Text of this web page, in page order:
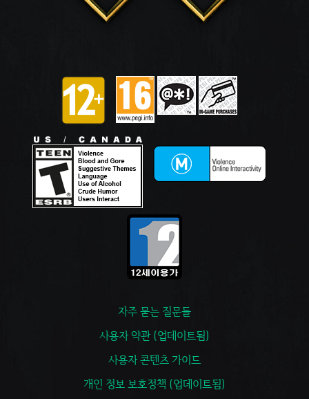
자주 묻는 질문들
사용자 약관 (업데이트됨)
사용자 콘텐츠 가이드
개인 정보 보호정책 (업데이트됨)